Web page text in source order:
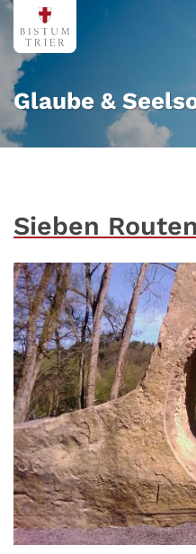
Zum Inhalt springen
Glaube &
Sieben